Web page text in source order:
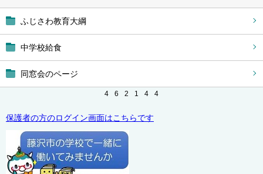
ふじさわ教育大綱
中学校給食
同窓会のページ
4 6 2 1 4 4
保護者の方のログイン画面はこちらです